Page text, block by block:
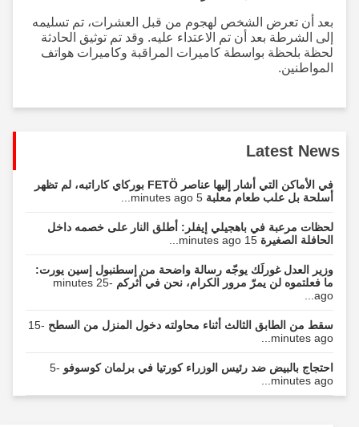
بعد أن تعرض الشخص لهجوم من قبل العشرات، تم تسليمه
إلى الشرطة بعد أن تم الاعتداء عليه. وقد تم توثيق الحادثة
لحظة بلحظة بواسطة كاميرات المراقبة وكاميرات هواتف
المواطنين.
Latest News
في الأماكن التي أشار إليها عناصر FETÖ بوركاي كاراتبه، لم تظهر
أسلحة بل علب طعام معلبة5 minutes ago...
لحظات مرعبة في باهجيلي إيفلر: أطلق النار على خصمه داخل
الحافلة الصغيرة15 minutes ago...
وزير العدل غورلَك يوجّه رسالة واضحة من إسطنبول إسين يورت:
ما فعلتموه لن يمرّ مرور الكرام، نحن في أثركم
-25 minutes
ago...
سقط من الطابق الثالث أثناء محاولته دخول المنزل من السطح -15
minutes ago...
احتجاج بالبيض ضد رئيس الوزراء كورتيا في برلمان كوسوفو -5
minutes ago...